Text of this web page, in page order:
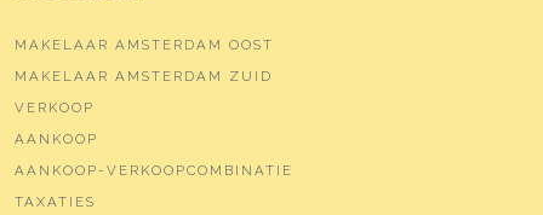
MAKELAAR AMSTERDAM OOST
MAKELAAR AMSTERDAM ZUID
VERKOOP
AANKOOP
AANKOOP-VERKOOPCOMBINATIE
TAXATIES